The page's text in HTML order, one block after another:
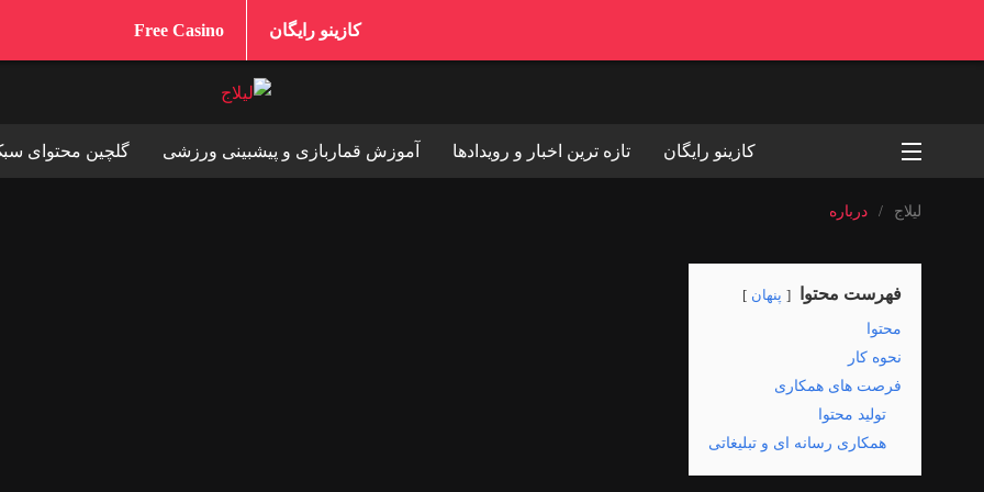
کازینو رایگان Free Casino
کازینو رایگان تازه ترین اخبار و رویدادها آموزش قماربازی و پیشبینی ورزشی گلچین محتوای
لیلاج / درباره
فهرست محتوا پنهان
محتوا
نحوه کار
فرصت های همکاری
تولید محتوا
همکاری رسانه ای و تبلیغاتی